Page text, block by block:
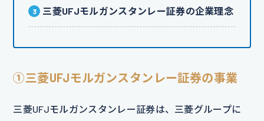
三菱UFJモルガンスタンレー証券の企業理念
①三菱UFJモルガンスタンレー証券の事業
三菱UFJモルガンスタンレー証券は、三菱グループに